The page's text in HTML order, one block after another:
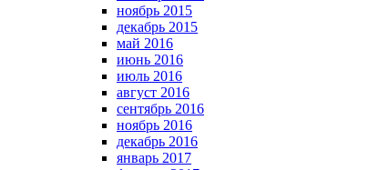
ноябрь 2015
декабрь 2015
май 2016
июнь 2016
июль 2016
август 2016
сентябрь 2016
ноябрь 2016
декабрь 2016
январь 2017